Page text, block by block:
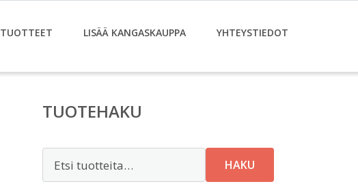
TUOTTEET LISÄÄ KANGASKAUPPA YHTEYSTIEDOT
TUOTEHAKU
HAKU